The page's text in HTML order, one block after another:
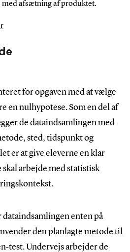
afsætning af produktet.
for opgaven med at vælge
en nulhypotese. Som en del af
de dataindsamlingen med
sted, tidspunkt og
er at give eleverne en klar
arbejde med statistisk
enten på
den planlagte metode til
Undervejs arbejder de